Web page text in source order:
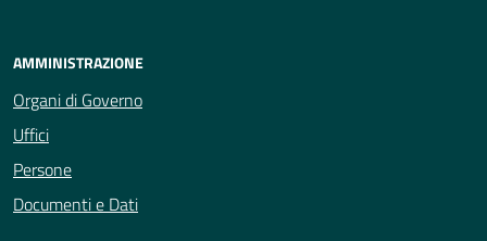
AMMINISTRAZIONE
Organi di Governo
Uffici
Persone
Documenti e Dati